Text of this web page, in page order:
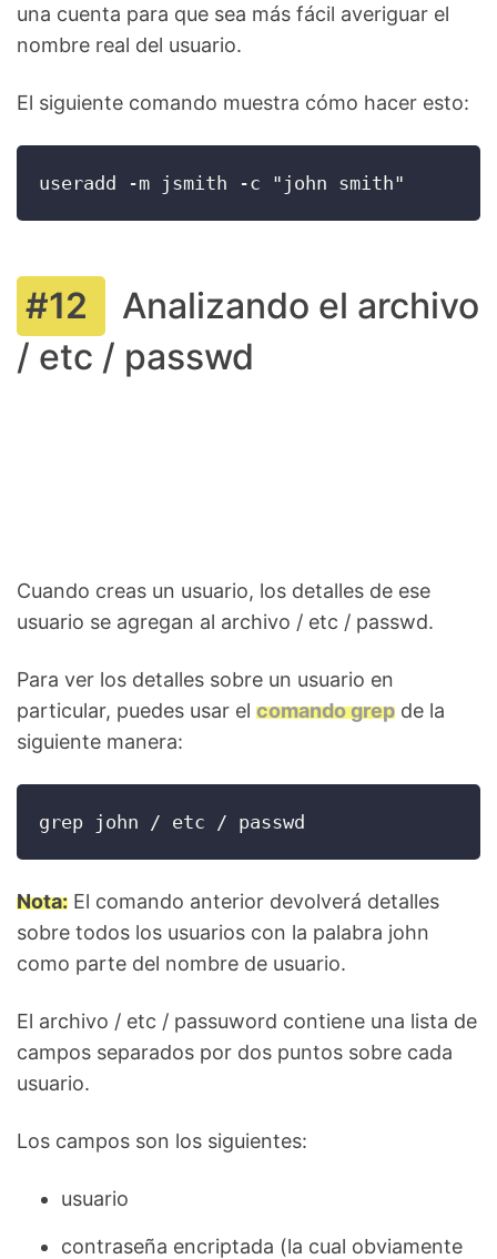
una cuenta para que sea más fácil averiguar el
nombre real del usuario.
El siguiente comando muestra cómo hacer esto:
useradd -m jsmith -c "john smith"
Analizando el archivo
/ etc / passwd
Cuando creas un usuario, los detalles de ese
usuario se agregan al archivo / etc / passwd.
Para ver los detalles sobre un usuario en
particular, puedes usar el comando grep de la
siguiente manera:
grep john / etc / passwd
Nota: El comando anterior devolverá detalles
sobre todos los usuarios con la palabra john
como parte del nombre de usuario.
El archivo / etc / passuword contiene una lista de
campos separados por dos puntos sobre cada
usuario.
Los campos son los siguientes:
usuario
contraseña encriptada (la cual obviamente